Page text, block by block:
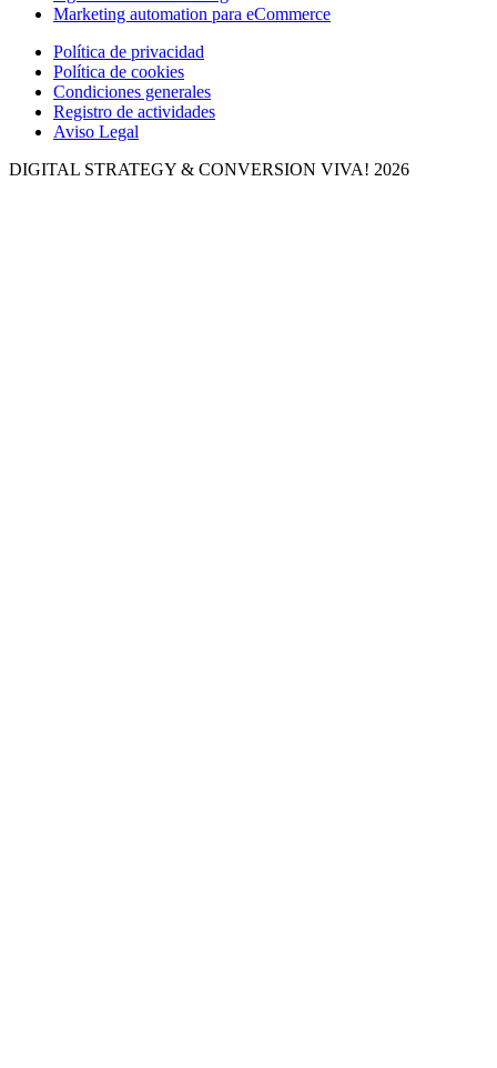
Marketing automation para eCommerce
Política de privacidad
Política de cookies
Condiciones generales
Registro de actividades
Aviso Legal
DIGITAL STRATEGY & CONVERSION VIVA! 2026